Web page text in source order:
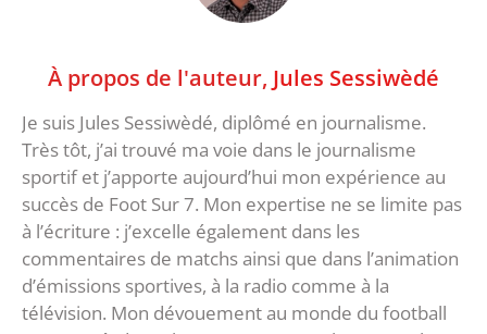
À propos de l'auteur, Jules Sessiwèdé
Je suis Jules Sessiwèdé, diplômé en journalisme.
Très tôt, j’ai trouvé ma voie dans le journalisme
sportif et j’apporte aujourd’hui mon expérience au
succès de Foot Sur 7. Mon expertise ne se limite pas
à l’écriture : j’excelle également dans les
commentaires de matchs ainsi que dans l’animation
d’émissions sportives, à la radio comme à la
télévision. Mon dévouement au monde du football